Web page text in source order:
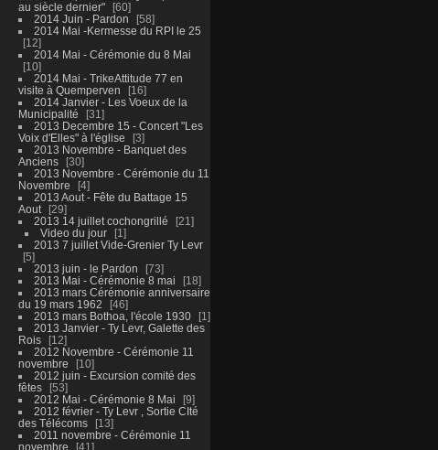
au siècle dernier"
60
2014 Juin - Pardon
58
2014 Mai -Kermesse du RPI le 25
12
2014 Mai - Cérémonie du 8 Mai
10
2014 Mai - TrikeAttitude 77 en
visite à Quemperven
16
2014 Janvier - Les Voeux de la
Municipalité
31
2013 Decembre 15 - Concert "Les
Voix d'Elles" à l'église
3
2013 Novembre - Banquet des
Anciens
30
2013 Novembre - Cérémonie du 11
Novembre
4
2013 Aout - Fête du Battage 15
Aout
29
2013 14 juillet cochongrillé
21
Video du jour
1
2013 7 juillet Vide-Grenier Ty Levr
5
2013 juin - le Pardon
73
2013 Mai - Cérémonie 8 mai
18
2013 mars Cérémonie anniversaire
du 19 mars 1962
46
2013 mars Bothoa, l'école 1930
1
2013 Janvier - Ty Levr, Galette des
Rois
12
2012 Novembre - Cérémonie 11
novembre
10
2012 juin - Excursion comité des
fêtes
53
2012 Mai - Cérémonie 8 Mai
9
2012 février - Ty Levr , Sortie CIté
des Télécoms
13
2011 novembre - Cérémonie 11
novembre
41